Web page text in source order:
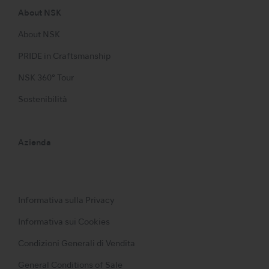
About NSK
About NSK
PRIDE in Craftsmanship
NSK 360° Tour
Sostenibilità
Azienda
Informativa sulla Privacy
Informativa sui Cookies
Condizioni Generali di Vendita
General Conditions of Sale